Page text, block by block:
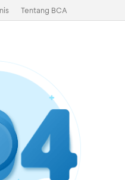
Tentang BCA